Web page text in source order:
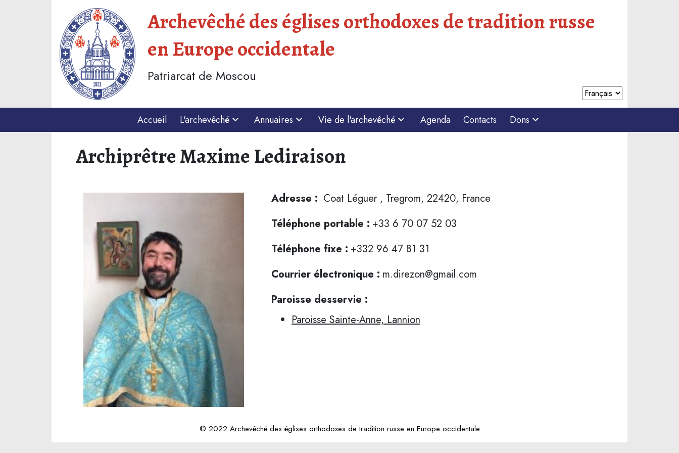
Archevêché des églises orthodoxes de tradition russe
en Europe occidentale
Patriarcat de Moscou
Accueil L'archevêché Annuaires Vie de l'archevêché Agenda Contacts Dons
Archiprêtre Maxime Lediraison
Adresse : Coat Léguer , Tregrom, 22420, France
Téléphone portable : +33 6 70 07 52 03
Téléphone fixe : +332 96 47 81 31
Courrier électronique : m.direzon@gmail.com
Paroisse desservie :
Paroisse Sainte-Anne, Lannion
© 2022 Archevêché des églises orthodoxes de tradition russe en Europe occidentale